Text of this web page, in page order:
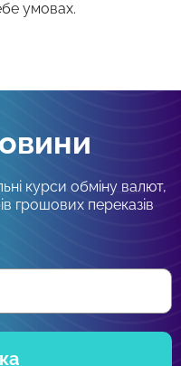
умовах.
курси обміну валют,
грошових переказів